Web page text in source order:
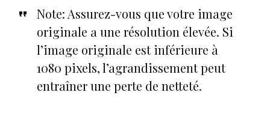
Note: Assurez-vous que votre image
originale a une résolution élevée. Si
l’image originale est inférieure à
1080 pixels, l’agrandissement peut
entraîner une perte de netteté.